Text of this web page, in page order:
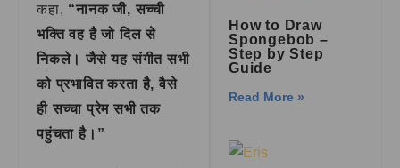
कहा, “नानक जी, सच्ची
भक्ति वह है जो दिल से
निकले। जैसे यह संगीत सभी
को प्रभावित करता है, वैसे
ही सच्चा प्रेम सभी तक
पहुंचता है।”
How to Draw
Spongebob –
Step by Step
Guide
Read More »